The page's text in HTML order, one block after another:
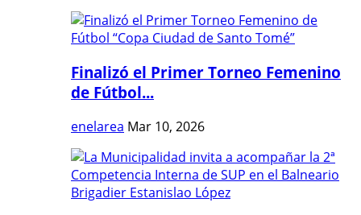
Finalizó el Primer Torneo Femenino
de Fútbol...
enelarea Mar 10, 2026